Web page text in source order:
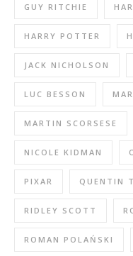
GUY RITCHIE
HARRY POTTER
JACK NICHOLSON
LUC BESSON
MARTIN SCORSESE
NICOLE KIDMAN
PIXAR QUENTIN
RIDLEY SCOTT
ROMAN POLAŃSKI